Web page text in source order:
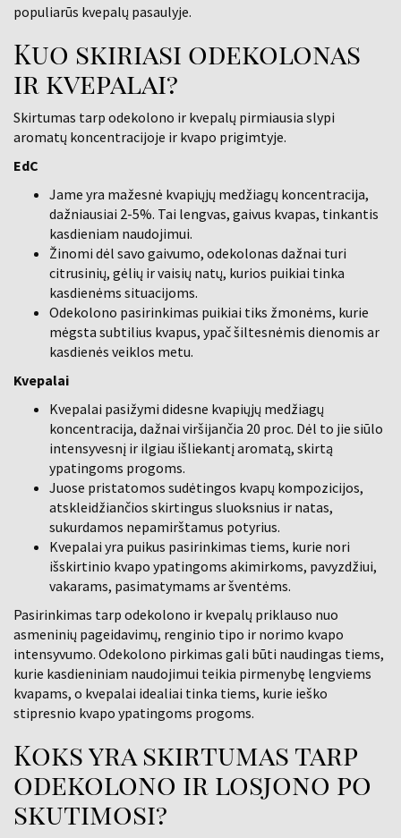
populiarūs kvepalų pasaulyje.
Kuo skiriasi odekolonas
ir kvepalai?
Skirtumas tarp odekolono ir kvepalų pirmiausia slypi
aromatų koncentracijoje ir kvapo prigimtyje.
EdC
Jame yra mažesnė kvapiųjų medžiagų koncentracija,
dažniausiai 2-5%. Tai lengvas, gaivus kvapas, tinkantis
kasdieniam naudojimui.
Žinomi dėl savo gaivumo, odekolonas dažnai turi
citrusinių, gėlių ir vaisių natų, kurios puikiai tinka
kasdienėms situacijoms.
Odekolono pasirinkimas puikiai tiks žmonėms, kurie
mėgsta subtilius kvapus, ypač šiltesnėmis dienomis ar
kasdienės veiklos metu.
Kvepalai
Kvepalai pasižymi didesne kvapiųjų medžiagų
koncentracija, dažnai viršijančia 20 proc. Dėl to jie siūlo
intensyvesnį ir ilgiau išliekantį aromatą, skirtą
ypatingoms progoms.
Juose pristatomos sudėtingos kvapų kompozicijos,
atskleidžiančios skirtingus sluoksnius ir natas,
sukurdamos nepamirštamus potyrius.
Kvepalai yra puikus pasirinkimas tiems, kurie nori
išskirtinio kvapo ypatingoms akimirkoms, pavyzdžiui,
vakarams, pasimatymams ar šventėms.
Pasirinkimas tarp odekolono ir kvepalų priklauso nuo
asmeninių pageidavimų, renginio tipo ir norimo kvapo
intensyvumo. Odekolono pirkimas gali būti naudingas tiems,
kurie kasdieniniam naudojimui teikia pirmenybę lengviems
kvapams, o kvepalai idealiai tinka tiems, kurie ieško
stipresnio kvapo ypatingoms progoms.
Koks yra skirtumas tarp
odekolono ir losjono po
skutimosi?